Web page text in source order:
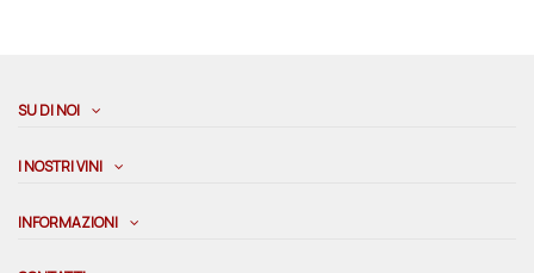
SU DI NOI
I NOSTRI VINI
INFORMAZIONI